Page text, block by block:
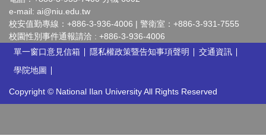
e-mail: ai@niu.edu.tw
校安值勤專線：+886-3-936-4006 | 警衛室：+886-3-931-7555
校園性別事件通報請洽 : +886-3-936-4006
單一窗口意見信箱
隱私權政策暨告知事項聲明
交通資訊
學院地圖
Copyright © National Ilan University All Rights Reserved